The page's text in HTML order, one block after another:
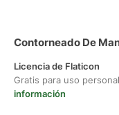
Contorneado De
Licencia de Flaticon
Gratis para uso
información